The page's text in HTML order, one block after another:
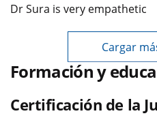
Dr Sura is very empathetic
Cargar
Formación y
Certificación de la